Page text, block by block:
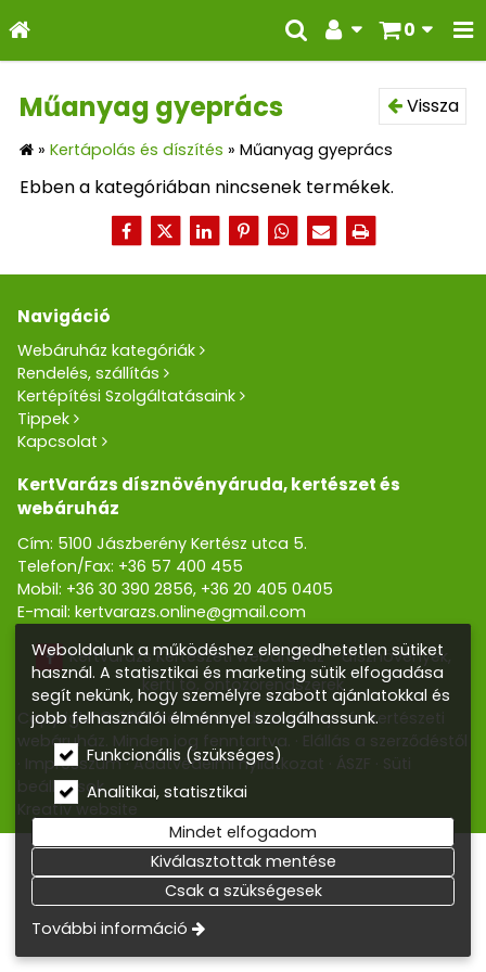
0
Vissza
Műanyag gyeprács
» Kertápolás és díszítés » Műanyag gyeprács
Ebben a kategóriában nincsenek termékek.
Navigáció
Webáruház kategóriák
Rendelés, szállítás
Kertépítési Szolgáltatásaink
Tippek
Kapcsolat
KertVarázs dísznövényáruda, kertészet és
webáruház
Cím: 5100 Jászberény Kertész utca 5.
Telefon/Fax: +36 57 400 455
Mobil: +36 30 390 2856, +36 20 405 0405
E-mail:kertvarazs.online@gmail.com
Kertvarázs Kertészeti webáruház - dísznövények,
kerti tó, öntözőrendszerek
Copyright © 2026 Kertvarázs dísznövény- és kertészeti
webáruház. Minden jog fenntartva.
Elállás a szerződéstől
Impresszum Adatvédelmi nyilatkozat ÁSZF
Süti
beállítások
Kreatív website
Weboldalunk a működéshez elengedhetetlen sütiket
használ. A statisztikai és marketing sütik elfogadása
segít nekünk, hogy személyre szabott ajánlatokkal és
jobb felhasználói élménnyel szolgálhassunk.
Funkcionális (szükséges)
Analitikai, statisztikai
Mindet elfogadom
Kiválasztottak mentése
Csak a szükségesek
További információ